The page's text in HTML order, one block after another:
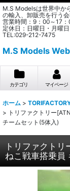
M.S Modelsは世界中か
の輸入、卸販売を行う会
営業時間：9：00～17：
定休日：日曜日・月曜日
TEL:029-212-7475
M.S Models
カテゴリ マイページ
ホーム >
> トリファクトリー
チームセット(5体入)
トリファクト
ねこ戦車搭乗員